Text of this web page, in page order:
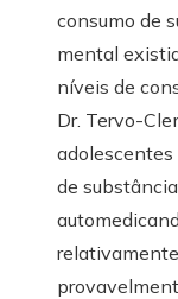
consumo de
mental
níveis de
Dr. Tervo-
adolescentes
de